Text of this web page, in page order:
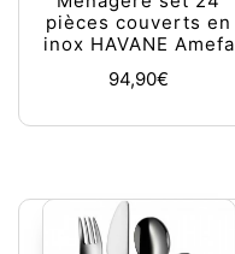
pièces couverts en
inox HAVANE Amefa
94,90€